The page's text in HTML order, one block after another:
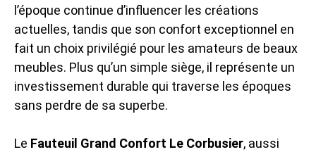
l’époque continue d’influencer les créations
actuelles, tandis que son confort exceptionnel en
fait un choix privilégié pour les amateurs de beaux
meubles. Plus qu’un simple siège, il représente un
investissement durable qui traverse les époques
sans perdre de sa superbe.
Le Fauteuil Grand Confort Le Corbusier, aussi